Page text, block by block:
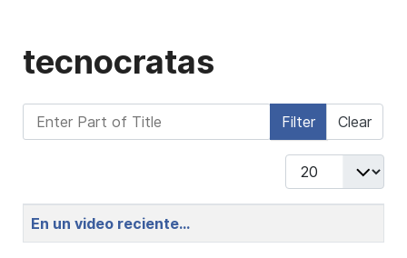
tecnocratas
Enter Part of Title Filter Clear
Display #
Title
En un video reciente...